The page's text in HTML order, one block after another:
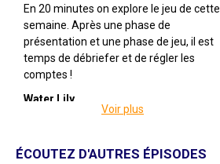
En 20 minutes on explore le jeu de cette
semaine. Après une phase de
présentation et une phase de jeu, il est
temps de débriefer et de régler les
comptes !
Water Lily
Par Dominique Ehrhard
Édité par Asmodee
Voir plus
ÉCOUTEZ D'AUTRES ÉPISODES